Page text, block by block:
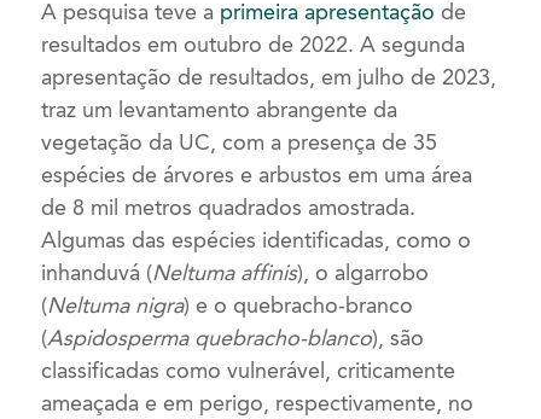
A pesquisa teve a primeira apresentação de
resultados em outubro de 2022. A segunda
apresentação de resultados, em julho de 2023,
traz um levantamento abrangente da
vegetação da UC, com a presença de 35
espécies de árvores e arbustos em uma área
de 8 mil metros quadrados amostrada.
Algumas das espécies identificadas, como o
inhanduvá (Neltuma affinis), o algarrobo
(Neltuma nigra) e o quebracho-branco
(Aspidosperma quebracho-blanco), são
classificadas como vulnerável, criticamente
ameaçada e em perigo, respectivamente, no